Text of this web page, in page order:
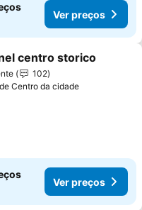
Ver preços
aos favoritos
centro storico
102
Centro da cidade
Ver preços